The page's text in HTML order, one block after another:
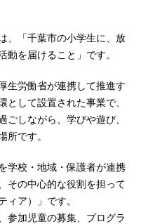
、「千葉市の小学生に、放
動を届けること」です。
生労働省が連携して推進す
として設置された事業で、
しながら、学びや遊び、
所です。
学校・地域・保護者が連携
その中心的な役割を担って
ィア）」です。
参加児童の募集、プログラ